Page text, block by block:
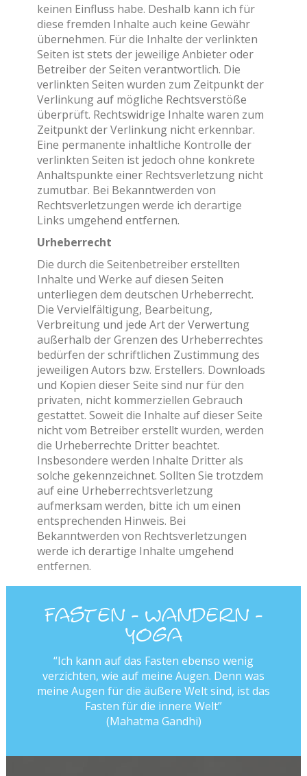
keinen Einfluss habe. Deshalb kann ich für
diese fremden Inhalte auch keine Gewähr
übernehmen. Für die Inhalte der verlinkten
Seiten ist stets der jeweilige Anbieter oder
Betreiber der Seiten verantwortlich. Die
verlinkten Seiten wurden zum Zeitpunkt der
Verlinkung auf mögliche Rechtsverstöße
überprüft. Rechtswidrige Inhalte waren zum
Zeitpunkt der Verlinkung nicht erkennbar.
Eine permanente inhaltliche Kontrolle der
verlinkten Seiten ist jedoch ohne konkrete
Anhaltspunkte einer Rechtsverletzung nicht
zumutbar. Bei Bekanntwerden von
Rechtsverletzungen werde ich derartige
Links umgehend entfernen.
Urheberrecht
Die durch die Seitenbetreiber erstellten
Inhalte und Werke auf diesen Seiten
unterliegen dem deutschen Urheberrecht.
Die Vervielfältigung, Bearbeitung,
Verbreitung und jede Art der Verwertung
außerhalb der Grenzen des Urheberrechtes
bedürfen der schriftlichen Zustimmung des
jeweiligen Autors bzw. Erstellers. Downloads
und Kopien dieser Seite sind nur für den
privaten, nicht kommerziellen Gebrauch
gestattet. Soweit die Inhalte auf dieser Seite
nicht vom Betreiber erstellt wurden, werden
die Urheberrechte Dritter beachtet.
Insbesondere werden Inhalte Dritter als
solche gekennzeichnet. Sollten Sie trotzdem
auf eine Urheberrechtsverletzung
aufmerksam werden, bitte ich um einen
entsprechenden Hinweis. Bei
Bekanntwerden von Rechtsverletzungen
werde ich derartige Inhalte umgehend
entfernen.
Fasten - Wandern -
Yoga
“Ich kann auf das Fasten ebenso wenig
verzichten, wie auf meine Augen. Denn was
meine Augen für die äußere Welt sind, ist das
Fasten für die innere Welt”
(Mahatma Gandhi)